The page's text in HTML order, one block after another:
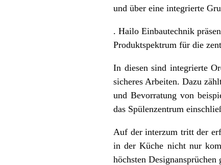
und über eine integrierte
. Hailo Einbautechnik
Produktspektrum für die
In diesen sind integrierte
sicheres Arbeiten. Dazu
und Bevorratung von
das Spülenzentrum
Auf der interzum tritt der
in der Küche nicht nur
höchsten Designansprüchen